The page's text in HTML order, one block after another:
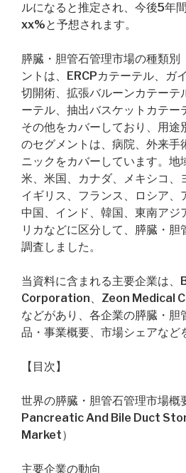
ルになると推定され、今後5年
xx%と予想されます。
膵臓・胆管石管理市場の種類別
ントは、ERCPカテーテル、ガ
切開術、拡張バルーンカテーテ
ーテル、抽出バスケットカテー
その他をカバーしており、用
のセグメントは、病院、外来手
ニックをカバーしています。地
米、米国、カナダ、メキシコ、
イギリス、フランス、ロシア、
中国、インド、韓国、東南アジ
リカなどに区分して、膵臓・胆
調査しました。
当資料に含まれる主要企業は
Corporation、Zeon Medical
などがあり、各企業の膵臓・胆
品・事業概要、市場シェアなど
【目次】
世界の膵臓・胆管石管理市場概
Pancreatic And Bile Duct
Market）
主要企業の動向